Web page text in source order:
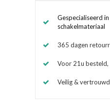
Gespecialiseerd
schakelmateriaal
365 dagen
Voor 21u besteld,
Veilig &